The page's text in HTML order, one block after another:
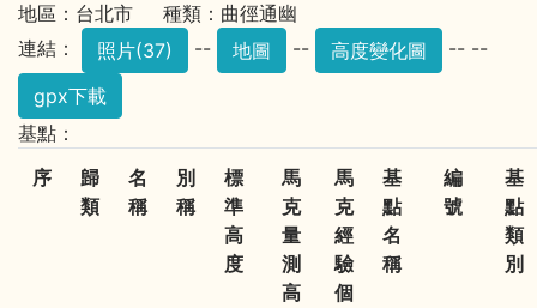
地區：台北市 種類：曲徑通幽
連結：
照片(37) -- 地圖 -- 高度變化圖
-- --
gpx下載
基點：
序
歸
類
名
稱
別
稱
標
準
高
度
馬
克
量
測
高
馬
克
經
驗
個
基
點
名
稱
編
號
基
點
類
別